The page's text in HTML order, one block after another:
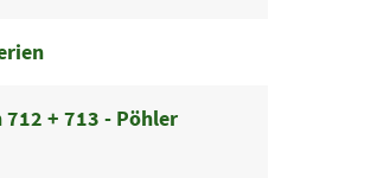
+ 713 - Pöhler